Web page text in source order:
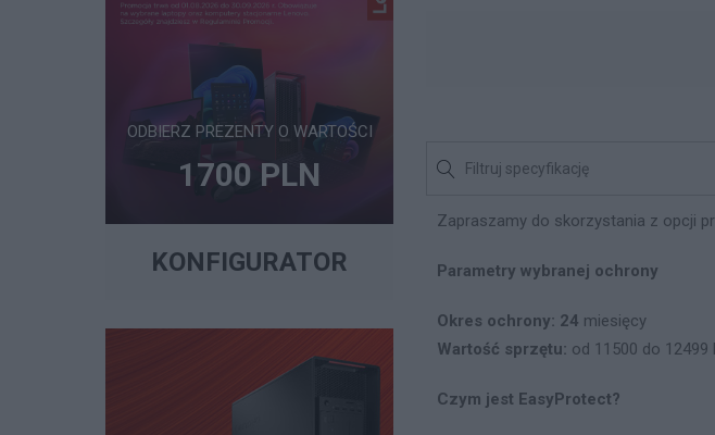
ODBIERZ PREZENTY O WARTOŚCI
1700 PLN
KONFIGURATOR
Zapraszamy do skorzystania z opcji
Parametry wybranej ochrony
Okres ochrony: 24 miesięcy
Wartość sprzętu: od 11500 do 12499
Czym jest EasyProtect?